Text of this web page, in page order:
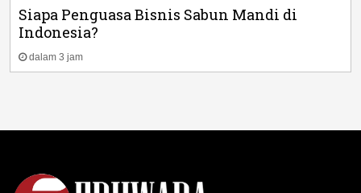
Siapa Penguasa Bisnis Sabun Mandi di
Indonesia?
dalam 3 jam